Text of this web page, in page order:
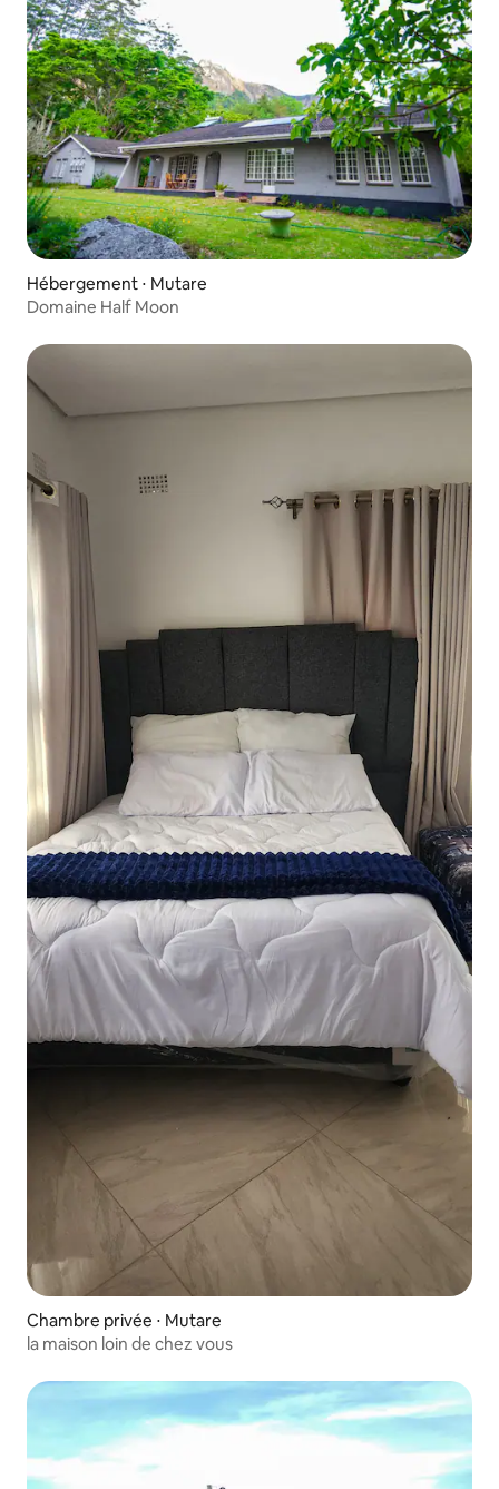
Hébergement ⋅ Mutare
Domaine Half Moon
Chambre privée ⋅ Mutare
la maison loin de chez vous